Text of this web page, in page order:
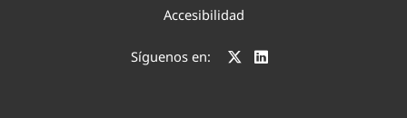
Accesibilidad
Síguenos en: